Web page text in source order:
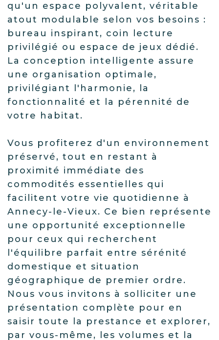
qu'un espace polyvalent, véritable
atout modulable selon vos besoins :
bureau inspirant, coin lecture
privilégié ou espace de jeux dédié.
La conception intelligente assure
une organisation optimale,
privilégiant l'harmonie, la
fonctionnalité et la pérennité de
votre habitat.
Vous profiterez d'un environnement
préservé, tout en restant à
proximité immédiate des
commodités essentielles qui
facilitent votre vie quotidienne à
Annecy-le-Vieux. Ce bien représente
une opportunité exceptionnelle
pour ceux qui recherchent
l'équilibre parfait entre sérénité
domestique et situation
géographique de premier ordre.
Nous vous invitons à solliciter une
présentation complète pour en
saisir toute la prestance et explorer,
par vous-même, les volumes et la